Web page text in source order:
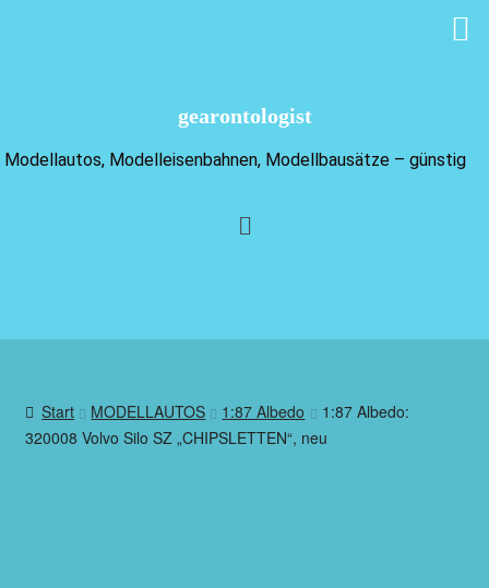
Modellautos, Modelleisenbahnen, Modellbausätze – günstig
Start MODELLAUTOS 1:87 Albedo
1:87 Albedo:
320008 Volvo Silo SZ „CHIPSLETTEN“, neu
gearontologist